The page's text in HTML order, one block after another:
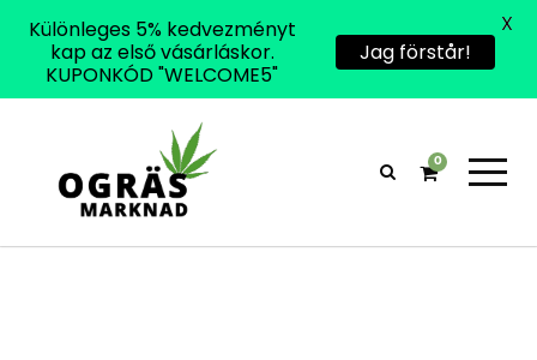
0
Különleges 5% kedvezményt
kap az első vásárláskor.
KUPONKÓD "WELCOME5"
Jag förstår!
X